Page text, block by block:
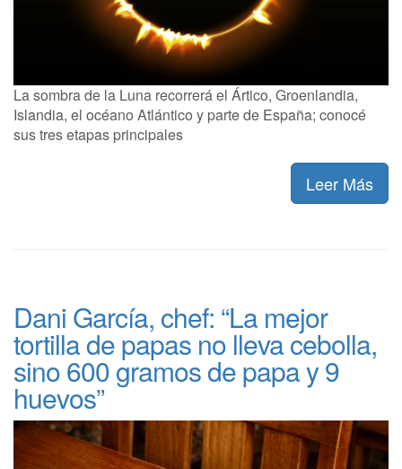
La sombra de la Luna recorrerá el Ártico, Groenlandia,
Islandia, el océano Atlántico y parte de España; conocé
sus tres etapas principales
Leer Más
Dani García, chef: “La mejor
tortilla de papas no lleva cebolla,
sino 600 gramos de papa y 9
huevos”